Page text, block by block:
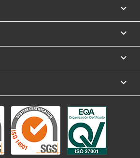



keyboard_arrow_down